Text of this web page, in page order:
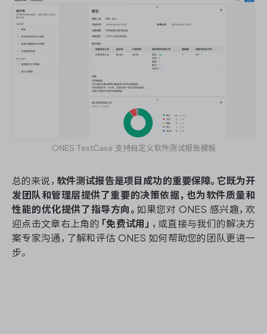
ONES TestCase 支持自定义软件测试报告模板
总的来说， 软件测试报告是项目成功的重要保障。它既为开
发团队和管理层提供了重要的决策依据，也为软件质量和
性能的优化提供了指导方向。 如果您对 ONES 感兴趣，欢
迎点击文章右上角的 「免费试用」 ，或直接与我们的解决方
案专家沟通，了解和评估 ONES 如何帮助您的团队更进一
步。